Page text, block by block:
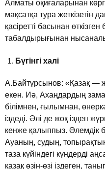
Алматы оқиғаларынан
мақсатқа тура жеткiзетiн
қасiреттi басынан өткiзген
табалдырығынан
Бүгiнгi халi
А.Байтұрсынов: «Қазақ —
екен. Иә, Ахаңдардың
бiлiмнен, ғылымнан,
iздедi. Әлi де жоқ iздеп
кенже қалыппыз. Әлемдiк
Ауаның, судың,
таза күйiндегi күндердi
қазақ өзiн-өзi iздеген,